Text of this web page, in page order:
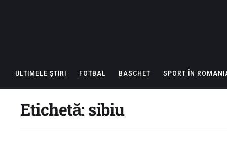
ULTIMELE ȘTIRI FOTBAL BASCHET SPORT ÎN
Etichetă: sibiu